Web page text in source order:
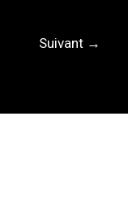
Suivant →